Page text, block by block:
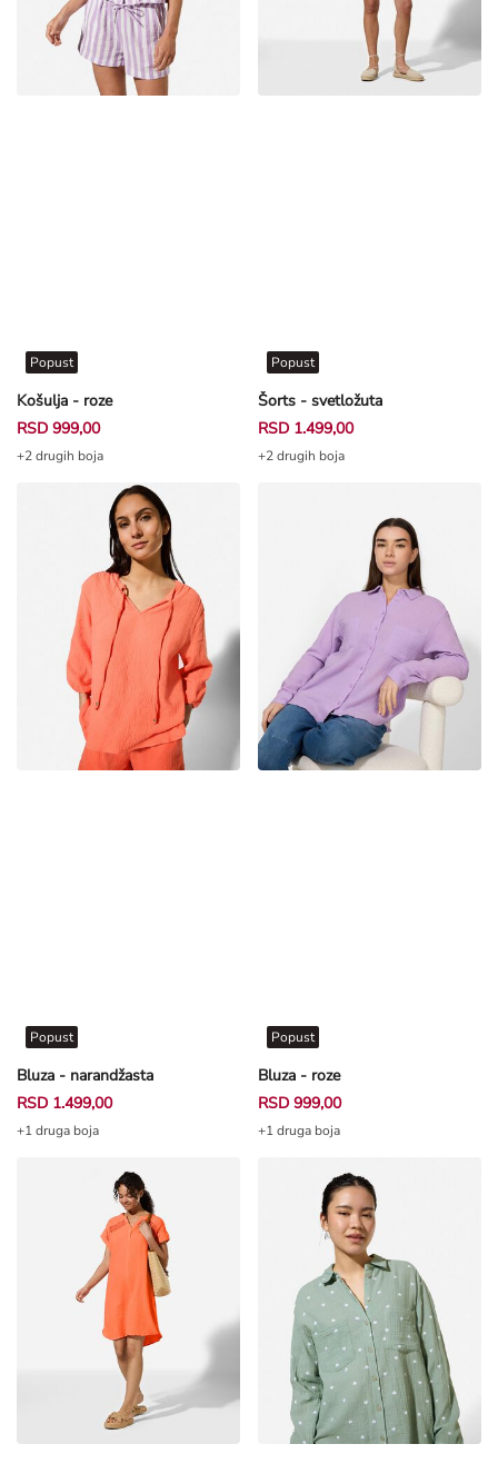
Košulja - roze
Popust
RSD 999,00
+2 drugih boja
Šorts - svetložuta
Popust
RSD 1.499,00
+2 drugih boja
Bluza - narandžasta
Popust
RSD 1.499,00
+1 druga boja
Bluza - roze
Popust
RSD 999,00
+1 druga boja